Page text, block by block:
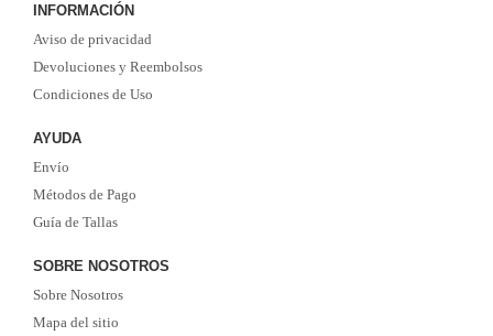
atendimento ao cliente amigável e experiente, você pode ter certeza de que receberá suporte
em todas as etapas do processo de compra.
Não se esqueça que, se o valor da sua compra for superior a 99 euros, oferecemos o
serviço de entrega EMS gratuito. Não perca a oportunidade de adquirir as melhores
INFORMACIÓN
Aviso de privacidad
Devoluciones y Reembolsos
Condiciones de Uso
AYUDA
Envío
Métodos de Pago
Guía de Tallas
SOBRE NOSOTROS
Sobre Nosotros
Mapa del sitio